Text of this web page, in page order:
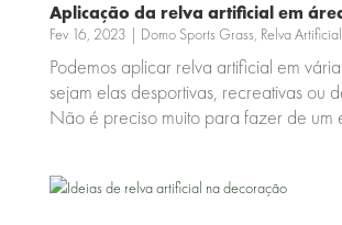
Aplicação da relva artificial em
Fev 16, 2023 Domo Sports Grass, Relva Artificial
Podemos aplicar relva artificial em
sejam elas desportivas, recreativas ou
Não é preciso muito para fazer de um